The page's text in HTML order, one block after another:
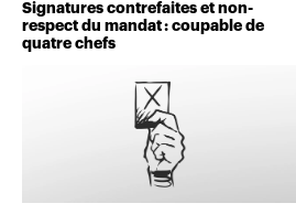
Signatures contrefaites et non-
respect du mandat : coupable de
quatre chefs